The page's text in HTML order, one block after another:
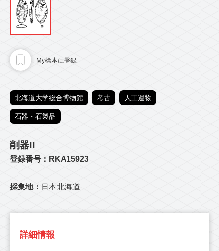
My標本に登録
北海道大学総合博物館 考古 人工遺物
石器・石製品
削器II
登録番号：RKA15923
採集地： 日本北海道
詳細情報